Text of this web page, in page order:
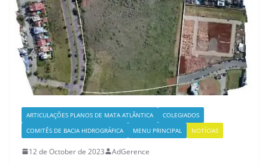
ARTICULAÇÕES PLANOS DE MATA ATLÂNTICA
COLEGIADOS
COMITÊS DE BACIA HIDROGRÁFICA
MENU PRINCIPAL NOTÍCIAS
12 de October de 2023 AdGerence